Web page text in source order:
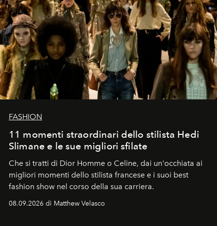
FASHION
11 momenti straordinari dello stilista Hedi
Slimane e le sue migliori sfilate
Che si tratti di Dior Homme o Celine, dai un'occhiata ai
migliori momenti dello stilista francese e i suoi best
fashion show nel corso della sua carriera.
08.09.2026 di Matthew Velasco